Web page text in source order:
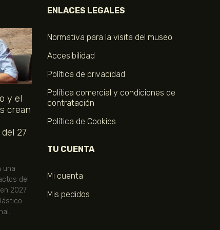
y el
crean
27
una
del
2027.
ENLACES LEGALES
Normativa para la visita del museo
Accesibilidad
Política de privacidad
Política comercial y condiciones de
contratación
Política de Cookies
TU CUENTA
Mi cuenta
Mis pedidos